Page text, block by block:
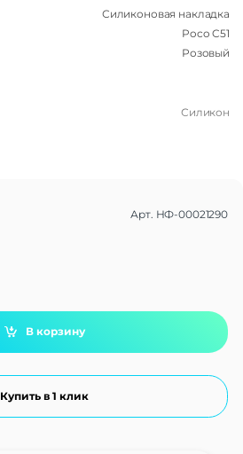
Силиконовая накладка
Poco C51
Розовый
Силикон
Арт. НФ-00021290
В корзину
Купить в 1 клик